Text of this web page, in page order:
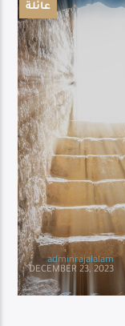
عائلة
adminrajalalam
DECEMBER 23, 2023